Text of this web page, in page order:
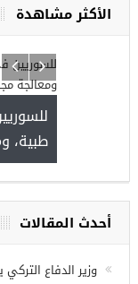
الأكثر مشاهدة
عمل للسوريين في